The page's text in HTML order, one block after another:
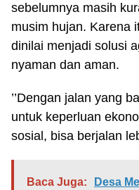
sebelumnya masih
musim hujan. Karena
dinilai menjadi solusi
nyaman dan aman.
’’Dengan jalan yang
untuk keperluan
sosial, bisa berjalan
Baca Juga:
Desa